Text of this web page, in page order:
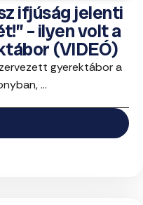
ifjúság jelenti
– ilyen volt a
(VIDEÓ)
gyerektábor a
...